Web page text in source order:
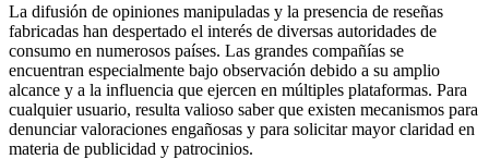
La difusión de opiniones manipuladas y la presencia de reseñas
fabricadas han despertado el interés de diversas autoridades de
consumo en numerosos países. Las grandes compañías se
encuentran especialmente bajo observación debido a su amplio
alcance y a la influencia que ejercen en múltiples plataformas. Para
cualquier usuario, resulta valioso saber que existen mecanismos para
denunciar valoraciones engañosas y para solicitar mayor claridad en
materia de publicidad y patrocinios.